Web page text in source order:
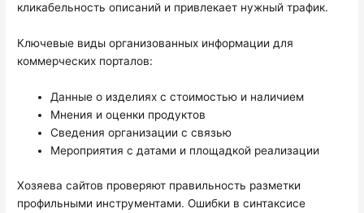
кликабельность описаний и привлекает нужный трафик.
Ключевые виды организованных информации для
коммерческих порталов:
Данные о изделиях с стоимостью и наличием
Мнения и оценки продуктов
Сведения организации с связью
Мероприятия с датами и площадкой реализации
Хозяева сайтов проверяют правильность разметки
профильными инструментами. Ошибки в синтаксисе